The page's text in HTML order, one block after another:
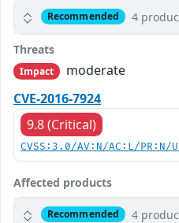
Recommended 4
Threats
Impact
moderate
CVE-2016-7924
9.8 (Critical)
CVSS:3.0/AV:N/AC:L/
Affected products
Recommended 4